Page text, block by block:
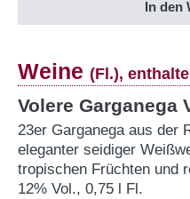
Weine (Fl.),
Volere Garganega
23er Garganega aus der
eleganter seidiger
tropischen Früchten und
12% Vol., 0,75 l Fl.